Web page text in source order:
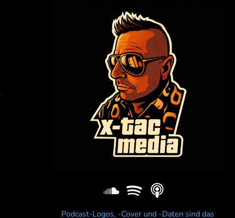
Podcast-Logos, -Cover und -Daten sind das